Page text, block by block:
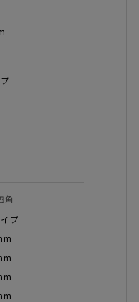
角
プ